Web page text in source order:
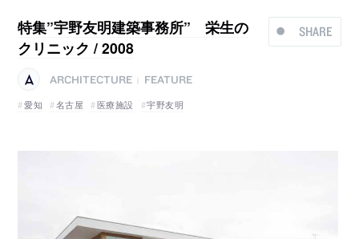
SHARE
特集”宇野友明建築事務所” 栄生の
クリニック / 2008
ARCHITECTURE
FEATURE
愛知
名古屋 医療施設 宇野友明